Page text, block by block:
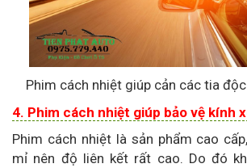
Phim cách nhiệt giúp cản các tia
4. Phim cách nhiệt giúp bảo vệ kính
Phim cách nhiệt là sản phẩm cao
mỉ nên độ liên kết rất cao. Do đó